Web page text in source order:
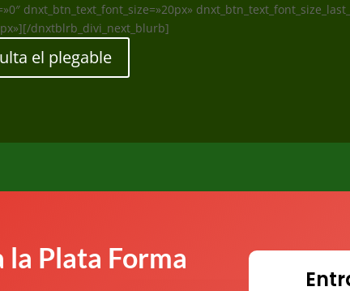
dnxt_btn_text_font_size=»20px»
dnxtblrb_divi_next_blurb]
el plegable
la Plata Forma